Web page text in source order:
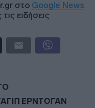
στο Google News
ειδήσεις
ΕΡΝΤΟΓΑΝ